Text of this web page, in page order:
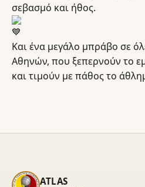
σεβασμό και ήθος.
Και ένα μεγάλο μπράβο σε
Αθηνών, που ξεπερνούν το
και τιμούν με πάθος το
ATLAS